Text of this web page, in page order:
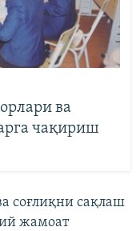
ва
чақириш
соғлиқни сақлаш
жамоат